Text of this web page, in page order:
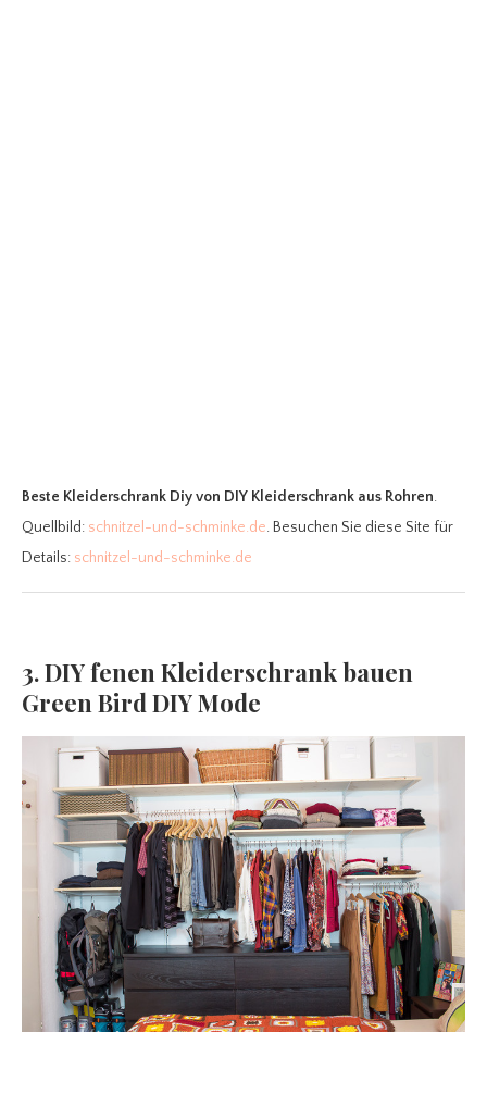
Beste Kleiderschrank Diyvon DIY Kleiderschrank aus Rohren.
Quellbild: schnitzel-und-schminke.de. Besuchen Sie diese Site für
Details: schnitzel-und-schminke.de
3. DIY fenen Kleiderschrank bauen
Green Bird DIY Mode